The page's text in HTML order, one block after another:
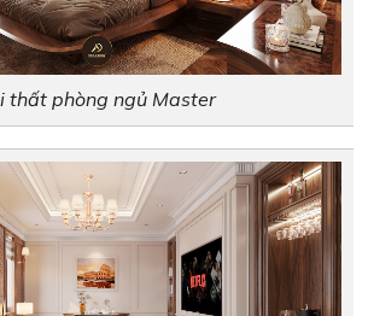
thất phòng ngủ Master